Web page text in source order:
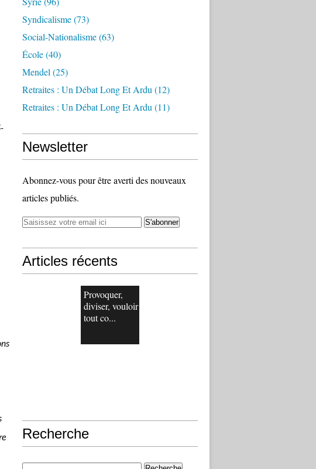
Syndicalisme(73)
Social-Nationalisme(63)
École(40)
Mendel (25)
Retraites : Un Débat Long Et Ardu (12)
Retraites : Un Débat Long Et Ardu (11)
Newsletter
Abonnez-vous pour être averti des nouveaux
articles publiés.
Articles récents
Provoquer,
diviser, vouloir
tout co...
Recherche